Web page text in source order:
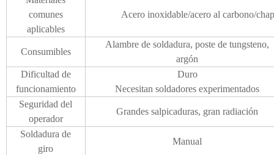
comunes
aplicables
Acero inoxidable/acero al carbono/
Consumibles
Alambre de soldadura, poste de tungsteno,
argón
Dificultad de
funcionamiento
Duro
Necesitan soldadores experimentados
Seguridad del
operador
Grandes salpicaduras, gran radiación
Soldadura de
giro
Manual